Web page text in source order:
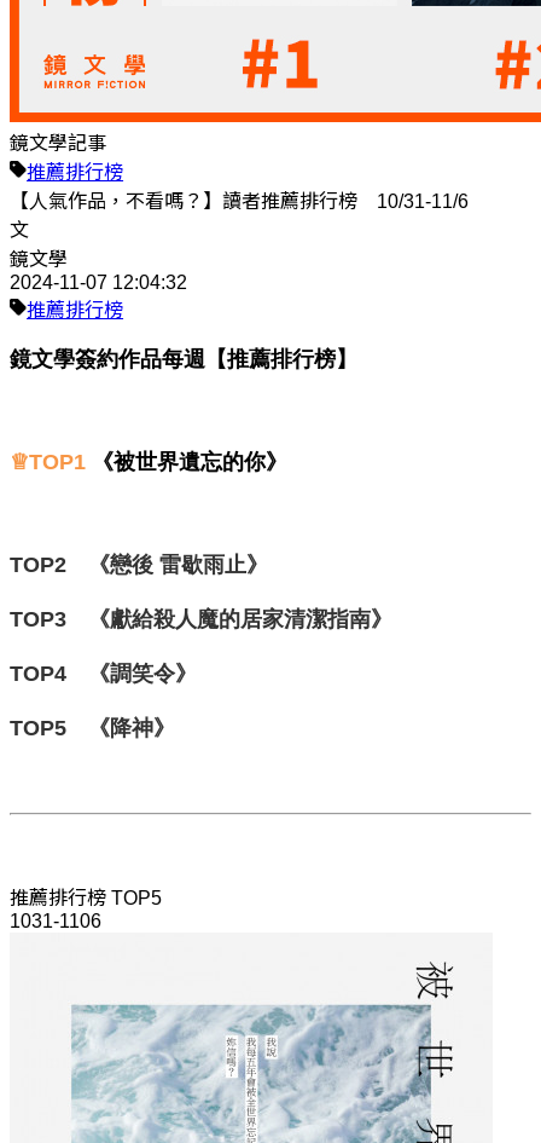
鏡文學記事
推薦排行榜
【人氣作品，不看嗎？】讀者推薦排行榜 10/31-11/6
文
鏡文學
2024-11-07 12:04:32
推薦排行榜
鏡文學簽約作品每週【推薦排行榜】
♕TOP1 《被世界遺忘的你》
TOP2 《戀後 雷歇雨止》
TOP3 《獻給殺人魔的居家清潔指南》
TOP4 《調笑令》
TOP5 《降神》
推薦排行榜 TOP5
1031-1106